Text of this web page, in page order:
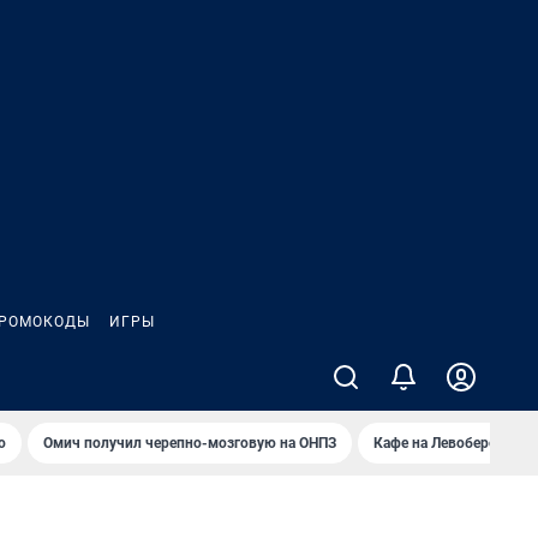
ИГРЫ
Омич получил черепно-мозговую на ОНПЗ Кафе на Левобережье